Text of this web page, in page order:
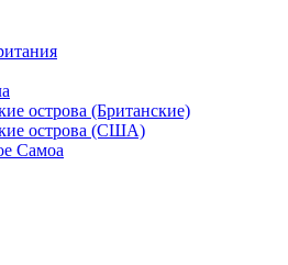
острова (Британские)
острова (США)
Самоа